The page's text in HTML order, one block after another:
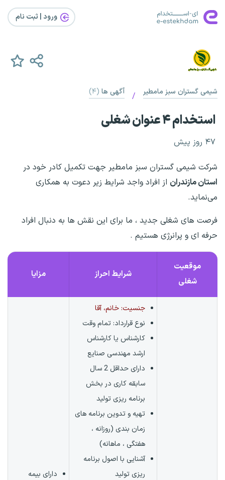
ورود | ثبت‌ نام
شیمی گستران سبز مامطیر / آگهی ها (۴)
استخدام ۴ عنوان شغلی
۴۷ روز پیش
شرکت شیمی گستران سبز مامطیر جهت تکمیل کادر خود در
استان‌ مازندران از افراد واجد شرایط زیر دعوت به همکاری
می‌نماید.
فرصت های شغلی جدید ، ما برای این نقش ها به دنبال افراد
حرفه ای و پرانرژی هستیم .
موقعیت
شغلی
شرایط احراز مزایا
جنسیت: خانم، آقا
نوع قرارداد: تمام وقت
کارشناس یا کارشناس
ارشد مهندسی صنایع
دارای حداقل 2 سال
سابقه کاری در بخش
برنامه ریزی تولید
تهیه و تدوین برنامه های
زمان بندی (روزانه ،
هفتگی ، ماهانه)
آشنایی با اصول برنامه
ریزی تولید
دارای بیمه